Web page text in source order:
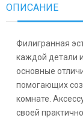
ОПИСАНИЕ
Филигранная
каждой детали
основные
помогающих
комнате.
своей